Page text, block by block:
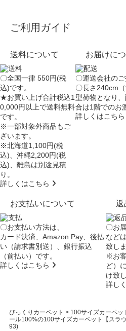
ご利用ガイド
送料について
〇全国一律 550円(税
込)です。
★お買い上げ合計税込1
0,000円以上で送料無料
です。
※一部対象外商品もご
ざいます。
※北海道1,100円(税
込)、沖縄2,200円(税
込)、離島は別途見積
り。
詳しくはこちら
お届けに
〇運送会社のご
〇長さ240cm
型荷物となり、
合は1階でのお
詳しくはこちら
お支払いについて
〇お支払い方法は、
カード決済、Amazon Pay、後払
い（請求書別送）、銀行振込
（前払い）です。
詳しくはこちら
返
〇お
など
致しま
※お
ど）
け致
詳し
びっくりカーペット > 100サイズカーペッ
ール100%の100サイズカーペット【ス
93)